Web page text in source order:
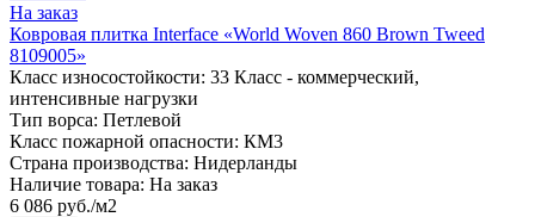
На заказ
Ковровая плитка Interface «World Woven 860 Brown Tweed
8109005»
Класс износостойкости: 33 Класс - коммерческий,
интенсивные нагрузки
Тип ворса: Петлевой
Класс пожарной опасности: КМ3
Страна производства: Нидерланды
Наличие товара: На заказ
6 086 руб./м2